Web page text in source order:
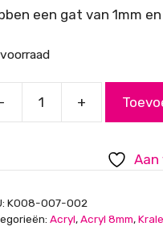
een gat van 1mm
- +
K008-007-002
Acryl,Acryl 8mm,